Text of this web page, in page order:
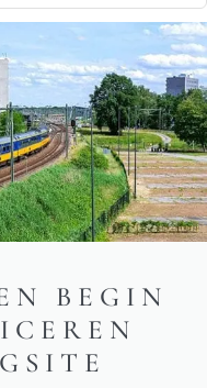
BEGIN